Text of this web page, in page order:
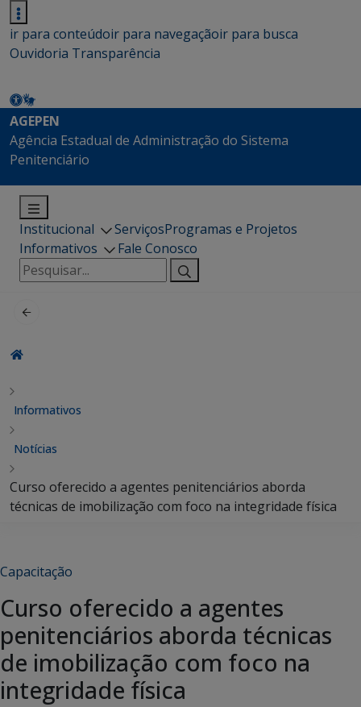
ir para conteúdoir para navegaçãoir para busca
Ouvidoria Transparência
AGEPEN
Agência Estadual de Administração do Sistema
Penitenciário
Institucional ServiçosProgramas e Projetos
Informativos
Fale Conosco
Pesquisar
por:
Informativos
Notícias
Curso oferecido a agentes penitenciários aborda
técnicas de imobilização com foco na integridade física
Capacitação
Curso oferecido a agentes
penitenciários aborda técnicas
de imobilização com foco na
integridade física